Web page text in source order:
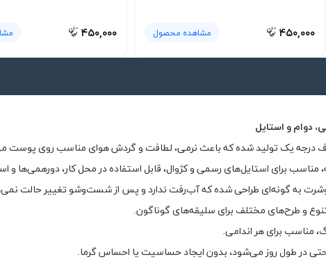
۴۵۰,۰۰۰ مشاهده محصول ۴۵۰,۰۰۰
دوام و استایل
مناسب برای استایل‌های رسمی و کژوال، قابل استفاده در محل کار، دورهمی‌ها و
به گونه‌ای طراحی شده که آب‌رفت ندارد و پس از شست‌وشو تغییر حالت
و طرح‌های مختلف برای سلیقه‌های گوناگون.
مناسب برای هر اندامی.
در طول روز می‌شود، بدون ایجاد حساسیت یا احساس گرما.